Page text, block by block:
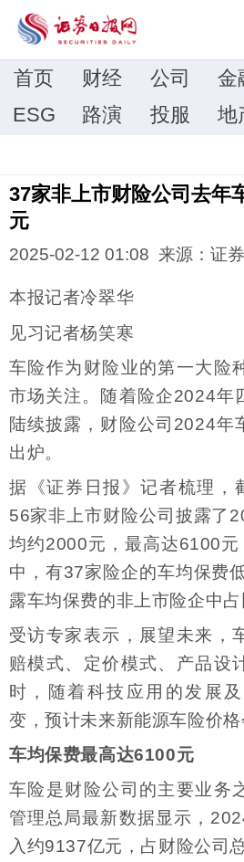
首页 财经 公司 金
ESG
路演 投服 地
37家非上市财险公司去年
元
2025-02-12 01:08 来源：证
本报记者冷翠华
见习记者杨笑寒
车险作为财险业的第一大险
市场关注。随着险企2024年
陆续披露，财险公司2024年
出炉。
据《证券日报》记者梳理，
56家非上市财险公司披露了
均约2000元，最高达6100
中，有37家险企的车均保费
露车均保费的非上市险企中占
受访专家表示，展望未来，
赔模式、定价模式、产品设
时，随着科技应用的发展
变，预计未来新能源车险价格
车均保费最高达6100元
车险是财险公司的主要业务
管理总局最新数据显示，
入约9137亿元，占财险公司